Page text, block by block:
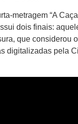
metragem “A
dois finais:
que considerou
digitalizadas pela